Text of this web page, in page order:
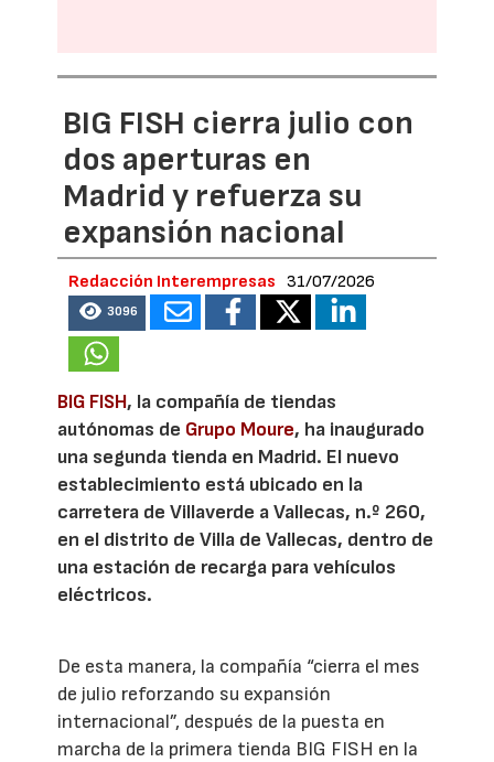
BIG FISH cierra julio con
dos aperturas en
Madrid y refuerza su
expansión nacional
Redacción Interempresas 31/07/2026
3096
BIG FISH, la compañía de tiendas
autónomas de Grupo Moure, ha inaugurado
una segunda tienda en Madrid. El nuevo
establecimiento está ubicado en la
carretera de Villaverde a Vallecas, n.º 260,
en el distrito de Villa de Vallecas, dentro de
una estación de recarga para vehículos
eléctricos.
De esta manera, la compañía “cierra el mes
de julio reforzando su expansión
internacional”, después de la puesta en
marcha de la primera tienda BIG FISH en la